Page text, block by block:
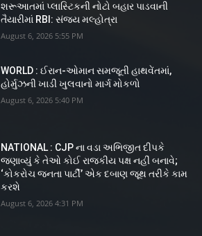
શરૂઆતમાં પ્લાસ્ટિકની નોટો બહાર પાડવાની
તૈયારીમાં RBI: સંજય મલ્હોત્રા
August 6, 2026 5:55 PM
WORLD : ઈરાન-ઓમાન સમજૂતી હાથવેંતમાં,
હોર્મુઝની ખાડી ખુલવાનો માર્ગ મોકળો
August 6, 2026 5:40 PM
NATIONAL : CJP ના વડા અભિજીત દીપકે
જણાવ્યું કે તેઓ કોઈ રાજકીય પક્ષ નહીં બનાવે;
‘કોકરોચ જનતા પાર્ટી’ એક દબાણ જૂથ તરીકે કામ
કરશે
August 6, 2026 4:31 PM